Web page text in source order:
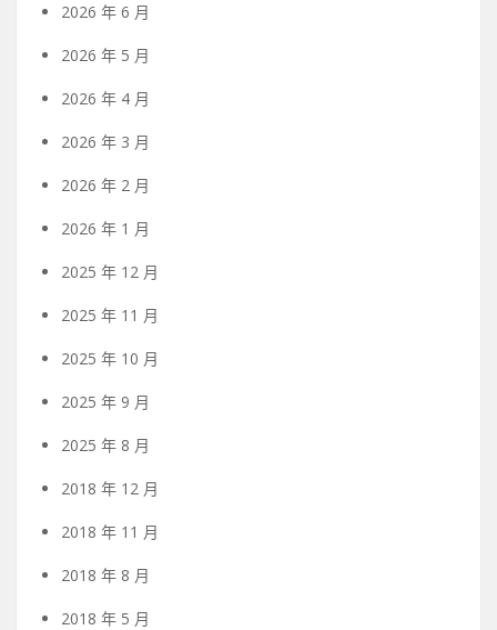
2026 年 6 月
2026 年 5 月
2026 年 4 月
2026 年 3 月
2026 年 2 月
2026 年 1 月
2025 年 12 月
2025 年 11 月
2025 年 10 月
2025 年 9 月
2025 年 8 月
2018 年 12 月
2018 年 11 月
2018 年 8 月
2018 年 5 月